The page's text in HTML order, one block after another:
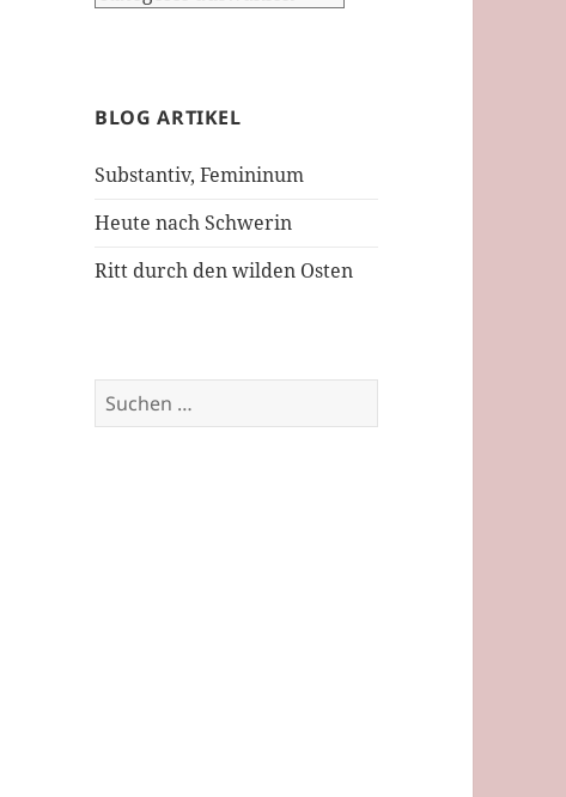
BLOG ARTIKEL
Substantiv, Femininum
Heute nach Schwerin
Ritt durch den wilden Osten
Suchen
nach: